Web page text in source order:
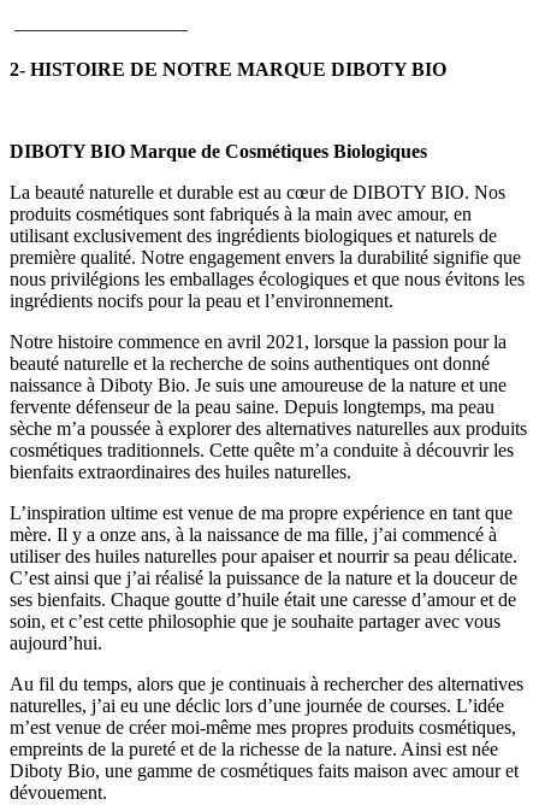
—————————
2- HISTOIRE DE NOTRE MARQUE DIBOTY BIO
DIBOTY BIO Marque de Cosmétiques Biologiques
La beauté naturelle et durable est au cœur de DIBOTY BIO. Nos
produits cosmétiques sont fabriqués à la main avec amour, en
utilisant exclusivement des ingrédients biologiques et naturels de
première qualité. Notre engagement envers la durabilité signifie que
nous privilégions les emballages écologiques et que nous évitons les
ingrédients nocifs pour la peau et l’environnement.
Notre histoire commence en avril 2021, lorsque la passion pour la
beauté naturelle et la recherche de soins authentiques ont donné
naissance à Diboty Bio. Je suis une amoureuse de la nature et une
fervente défenseur de la peau saine. Depuis longtemps, ma peau
sèche m’a poussée à explorer des alternatives naturelles aux produits
cosmétiques traditionnels. Cette quête m’a conduite à découvrir les
bienfaits extraordinaires des huiles naturelles.
L’inspiration ultime est venue de ma propre expérience en tant que
mère. Il y a onze ans, à la naissance de ma fille, j’ai commencé à
utiliser des huiles naturelles pour apaiser et nourrir sa peau délicate.
C’est ainsi que j’ai réalisé la puissance de la nature et la douceur de
ses bienfaits. Chaque goutte d’huile était une caresse d’amour et de
soin, et c’est cette philosophie que je souhaite partager avec vous
aujourd’hui.
Au fil du temps, alors que je continuais à rechercher des alternatives
naturelles, j’ai eu une déclic lors d’une journée de courses. L’idée
m’est venue de créer moi-même mes propres produits cosmétiques,
empreints de la pureté et de la richesse de la nature. Ainsi est née
Diboty Bio, une gamme de cosmétiques faits maison avec amour et
dévouement.